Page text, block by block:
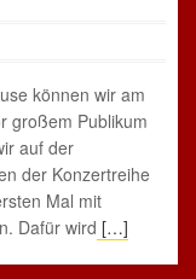
können wir am
großem Publikum
auf der
der Konzertreihe
Mal mit
Dafür wird […]